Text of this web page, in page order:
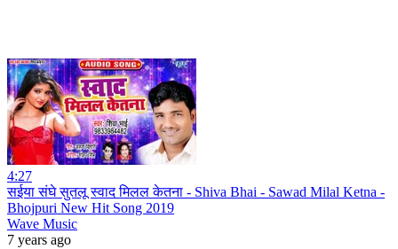
4:27
सईया संघे सुतलू स्वाद मिलल केतना - Shiva Bhai - Sawad Milal Ketna -
Bhojpuri New Hit Song 2019
Wave Music
7 years ago